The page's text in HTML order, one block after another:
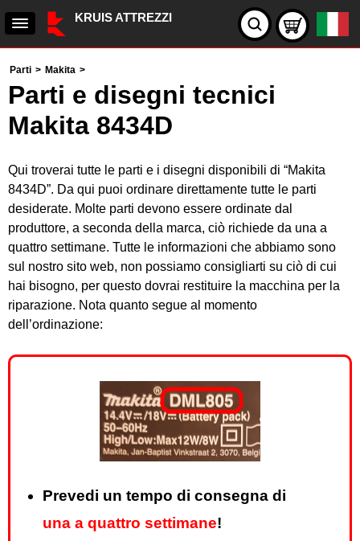
KRUIS ATTREZZI
Parti > Makita >
Parti e disegni tecnici
Makita 8434D
Qui troverai tutte le parti e i disegni disponibili di “Makita
8434D”. Da qui puoi ordinare direttamente tutte le parti
desiderate. Molte parti devono essere ordinate dal
produttore, a seconda della marca, ciò richiede da una a
quattro settimane. Tutte le informazioni che abbiamo sono
sul nostro sito web, non possiamo consigliarti su ciò di cui
hai bisogno, per questo dovrai restituire la macchina per la
riparazione. Nota quanto segue al momento
dell’ordinazione:
Prevedi un tempo di consegna di
una a quattro settimane!